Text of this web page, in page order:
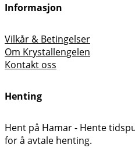
Informasjon
Vilkår & Betingelser
Om Krystallengelen
Kontakt oss
Henting
Hent på Hamar - Hente
for å avtale henting.